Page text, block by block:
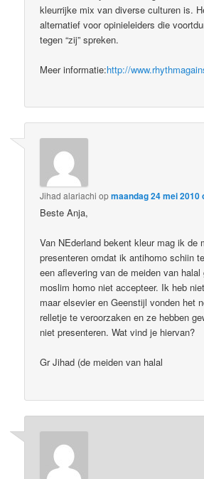
kleurrijke mix van diverse culturen is.
alternatief voor opinieleiders die
tegen “zij” spreken.
Meer informatie:http://
Jihad alariachi opmaandag 24 mei 2010
Beste Anja,
Van NEderland bekent kleur mag ik de
presenteren omdat ik antihomo schiin
een aflevering van de meiden van
moslim homo niet accepteer. Ik heb
maar elsevier en Geenstijl vonden het
relletje te veroorzaken en ze hebben
niet presenteren. Wat vind je hiervan?
Gr Jihad (de meiden van halal